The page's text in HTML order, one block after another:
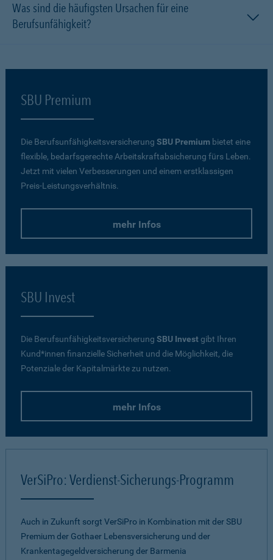
Was sind die häufigsten Ursachen für eine
Berufsunfähigkeit?
SBU Premium
Die Berufsunfähigkeitsversicherung SBU Premium bietet eine
flexible, bedarfsgerechte Arbeitskraftabsicherung fürs Leben.
Jetzt mit vielen Verbesserungen und einem erstklassigen
Preis-Leistungsverhältnis.
mehr Infos
SBU Invest
Die Berufsunfähigkeitsversicherung SBU Investgibt Ihren
Kund*innen finanzielle Sicherheit und die Möglichkeit, die
Potenziale der Kapitalmärkte zu nutzen.
mehr Infos
VerSiPro: Verdienst-Sicherungs-Programm
Auch in Zukunft sorgt VerSiPro in Kombination mit der SBU
Premium der Gothaer Lebensversicherung und der
Krankentagegeldversicherung der Barmenia